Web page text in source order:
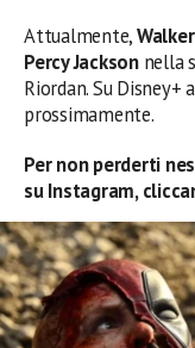
Attualmente,
Percy Jacksonnella
Riordan. Su Disney+
prossimamente.
Per non perderti
su Instagram,